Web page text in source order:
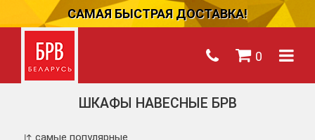
САМАЯ БЫСТРАЯ ДОСТАВКА!
0
ШКАФЫ НАВЕСНЫЕ БРВ